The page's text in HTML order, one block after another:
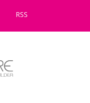
RSS